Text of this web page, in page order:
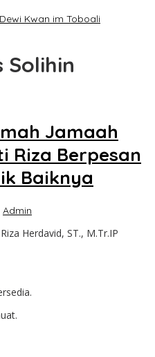
Kwan im Toboali
Solihin
Jamaah
Riza Berpesan
Baiknya
Admin
Herdavid, ST., M.Tr.IP